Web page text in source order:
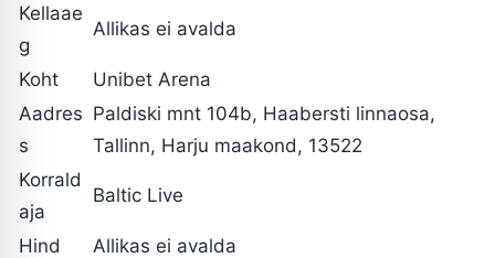
Kellaae
g
Allikas ei avalda
Koht
Unibet Arena
Aadres
s
Paldiski mnt 104b, Haabersti linnaosa,
Tallinn, Harju maakond, 13522
Korrald
aja
Baltic Live
Hind
Allikas ei avalda